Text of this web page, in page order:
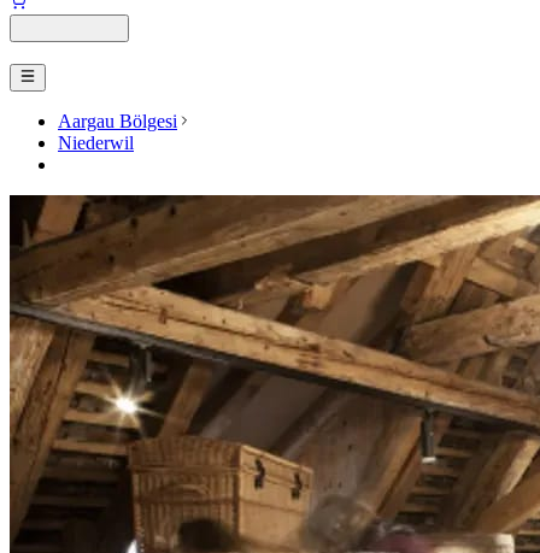
Aargau Bölgesi
Niederwil